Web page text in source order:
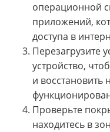
операционной
приложений,
доступа в
Перезагрузите
устройство,
и восстановить
Проверьте
находитесь в